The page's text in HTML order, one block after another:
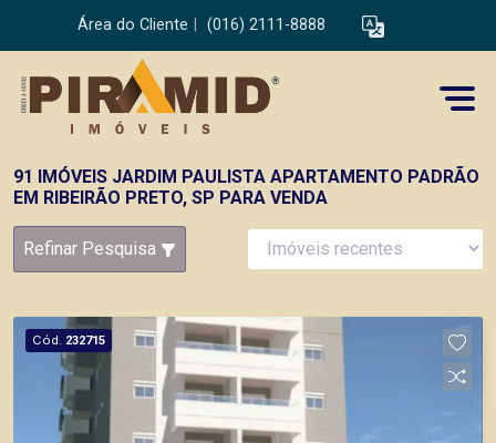
Área do Cliente (016) 2111-8888
91 IMÓVEIS JARDIM PAULISTA APARTAMENTO PADRÃO
EM RIBEIRÃO PRETO, SP PARA VENDA
Refinar Pesquisa
Cód. 232715